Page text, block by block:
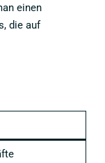
einen
die auf